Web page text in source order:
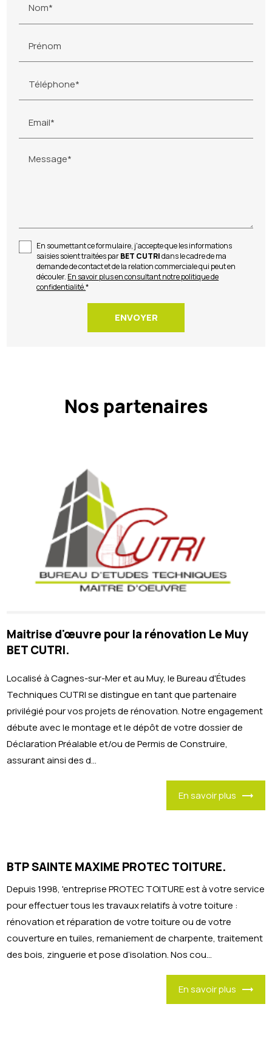
Nom*
Prénom
Téléphone*
Email*
Message*
En soumettant ce formulaire, j'accepte que les informations
saisies soient traitées parBET CUTRIdans le cadre de ma
demande de contact et de la relation commerciale qui peut en
découler. En savoir plus en consultant notre politique de
confidentialité.*
Nos partenaires
Maitrise d'œuvre pour la rénovation Le Muy
BET CUTRI.
Localisé à Cagnes-sur-Mer et au Muy, le Bureau d'Études
Techniques CUTRI se distingue en tant que partenaire
privilégié pour vos projets de rénovation. Notre engagement
débute avec le montage et le dépôt de votre dossier de
Déclaration Préalable et/ou de Permis de Construire,
assurant ainsi des d...
En savoir plus
BTP SAINTE MAXIME PROTEC TOITURE.
Depuis 1998, 'entreprise PROTEC TOITURE est à votre service
pour effectuer tous les travaux relatifs à votre toiture :
rénovation et réparation de votre toiture ou de votre
couverture en tuiles, remaniement de charpente, traitement
des bois, zinguerie et pose d’isolation. Nos cou...
En savoir plus